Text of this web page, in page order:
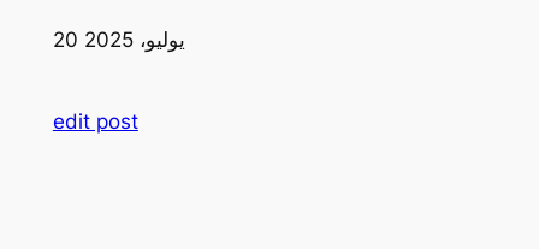
20 يوليو، 2025
edit post